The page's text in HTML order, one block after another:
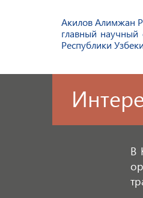
Акилов Алимжан
главный научный
Республики
В